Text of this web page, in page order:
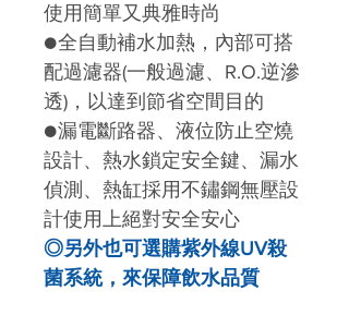
使用簡單又典雅時尚
●全自動補水加熱，內部可搭
配過濾器(一般過濾、R.O.逆滲
透)，以達到節省空間目的
●漏電斷路器、液位防止空燒
設計、熱水鎖定安全鍵、漏水
偵測、熱缸採用不鏽鋼無壓設
計使用上絕對安全安心
◎另外也可選購紫外線UV殺
菌系統，來保障飲水品質